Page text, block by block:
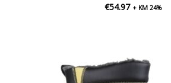
€54.97 + KM 24%